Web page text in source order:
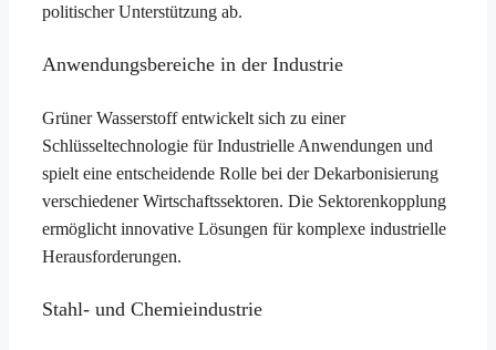
politischer Unterstützung ab.
Anwendungsbereiche in der Industrie
Grüner Wasserstoff entwickelt sich zu einer
Schlüsseltechnologie für Industrielle Anwendungen und
spielt eine entscheidende Rolle bei der Dekarbonisierung
verschiedener Wirtschaftssektoren. Die Sektorenkopplung
ermöglicht innovative Lösungen für komplexe industrielle
Herausforderungen.
Stahl- und Chemieindustrie